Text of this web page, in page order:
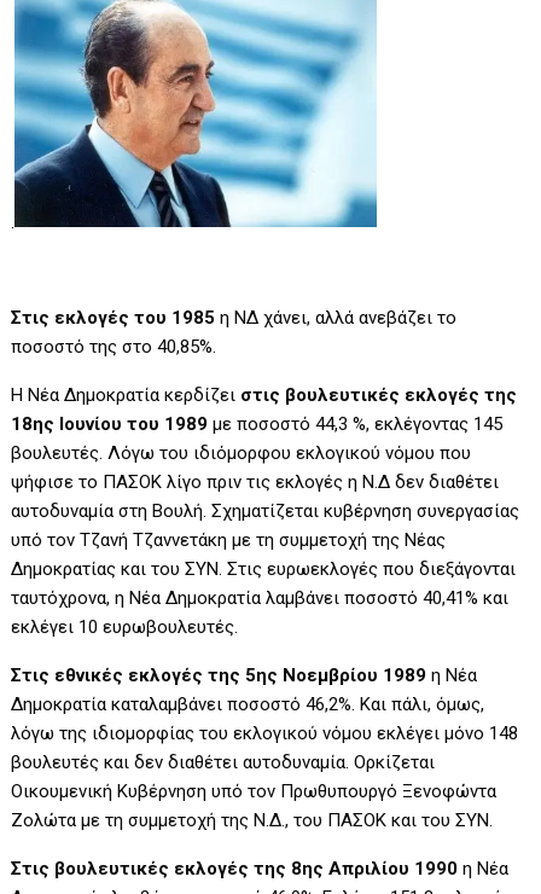
Στις εκλογές του 1985 η ΝΔ χάνει, αλλά ανεβάζει το
ποσοστό της στο 40,85%.
Η Νέα Δημοκρατία κερδίζει στις βουλευτικές εκλογές της
18ης Ιουνίου του 1989 με ποσοστό 44,3 %, εκλέγοντας 145
βουλευτές. Λόγω του ιδιόμορφου εκλογικού νόμου που
ψήφισε το ΠΑΣΟΚ λίγο πριν τις εκλογές η Ν.Δ δεν διαθέτει
αυτοδυναμία στη Βουλή. Σχηματίζεται κυβέρνηση συνεργασίας
υπό τον Τζανή Τζαννετάκη με τη συμμετοχή της Νέας
Δημοκρατίας και του ΣΥΝ. Στις ευρωεκλογές που διεξάγονται
ταυτόχρονα, η Νέα Δημοκρατία λαμβάνει ποσοστό 40,41% και
εκλέγει 10 ευρωβουλευτές.
Στις εθνικές εκλογές της 5ης Νοεμβρίου 1989η Νέα
Δημοκρατία καταλαμβάνει ποσοστό 46,2%. Και πάλι, όμως,
λόγω της ιδιομορφίας του εκλογικού νόμου εκλέγει μόνο 148
βουλευτές και δεν διαθέτει αυτοδυναμία. Ορκίζεται
Οικουμενική Κυβέρνηση υπό τον Πρωθυπουργό Ξενοφώντα
Ζολώτα με τη συμμετοχή της Ν.Δ., του ΠΑΣΟΚ και του ΣΥΝ.
Στις βουλευτικές εκλογές της 8ης Απριλίου 1990 η Νέα